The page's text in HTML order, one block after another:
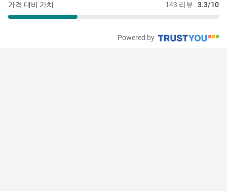
143 리뷰 3.3/10
가격 대비 가치
Powered by